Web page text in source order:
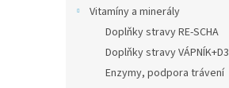
Vitamíny a minerály
Doplňky stravy RE-SCHA
Doplňky stravy VÁPNÍK+D3
Enzymy, podpora trávení